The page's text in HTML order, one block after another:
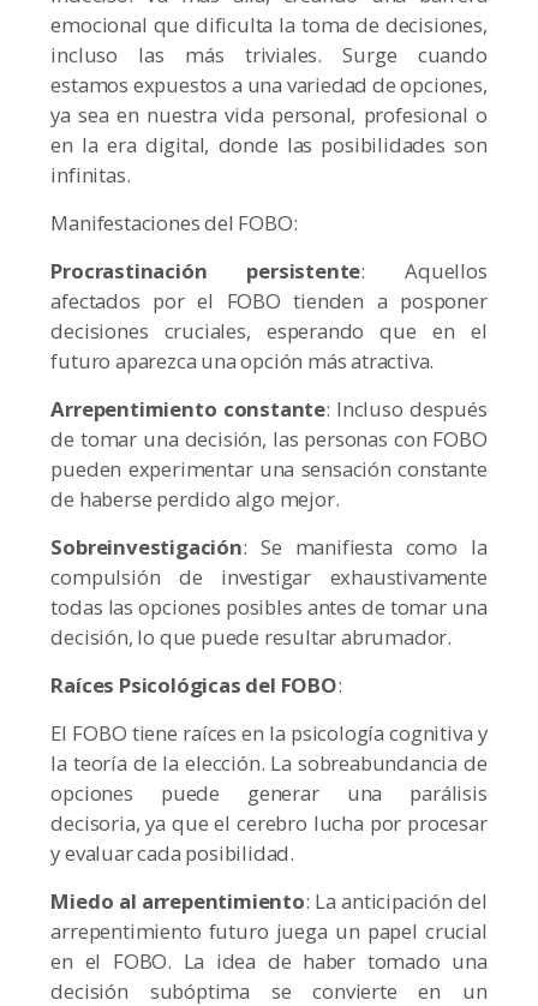
emocional que dificulta la toma de decisiones,
incluso las más triviales. Surge cuando
estamos expuestos a una variedad de opciones,
ya sea en nuestra vida personal, profesional o
en la era digital, donde las posibilidades son
infinitas.
Manifestaciones del FOBO:
Procrastinación persistente: Aquellos
afectados por el FOBO tienden a posponer
decisiones cruciales, esperando que en el
futuro aparezca una opción más atractiva.
Arrepentimiento constante: Incluso después
de tomar una decisión, las personas con FOBO
pueden experimentar una sensación constante
de haberse perdido algo mejor.
Sobreinvestigación: Se manifiesta como la
compulsión de investigar exhaustivamente
todas las opciones posibles antes de tomar una
decisión, lo que puede resultar abrumador.
Raíces Psicológicas del FOBO:
El FOBO tiene raíces en la psicología cognitiva y
la teoría de la elección. La sobreabundancia de
opciones puede generar una parálisis
decisoria, ya que el cerebro lucha por procesar
y evaluar cada posibilidad.
Miedo al arrepentimiento: La anticipación del
arrepentimiento futuro juega un papel crucial
en el FOBO. La idea de haber tomado una
decisión subóptima se convierte en un